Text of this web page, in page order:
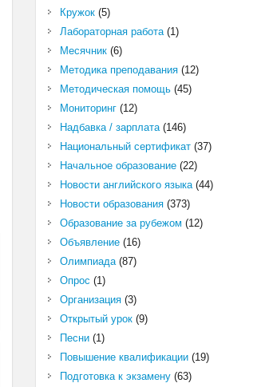
Кружок(5)
Лабораторная работа(1)
Месячник(6)
Методика преподавания(12)
Методическая помощь(45)
Мониторинг(12)
Надбавка / зарплата(146)
Национальный сертификат(37)
Начальное образование(22)
Новости английского языка(44)
Новости образования(373)
Образование за рубежом (12)
Объявление(16)
Олимпиада(87)
Опрос (1)
Организация(3)
Открытый урок(9)
Песни(1)
Повышение квалификации(19)
Подготовка к экзамену(63)